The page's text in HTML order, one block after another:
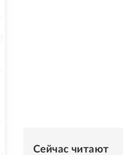
Сейчас читают